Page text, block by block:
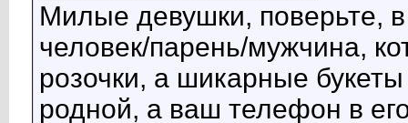
Милые девушки, поверьте,
человек/парень/мужчина,
розочки, а шикарные
родной, а ваш телефон в